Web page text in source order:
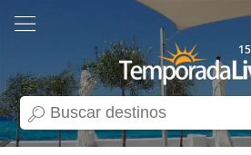
search